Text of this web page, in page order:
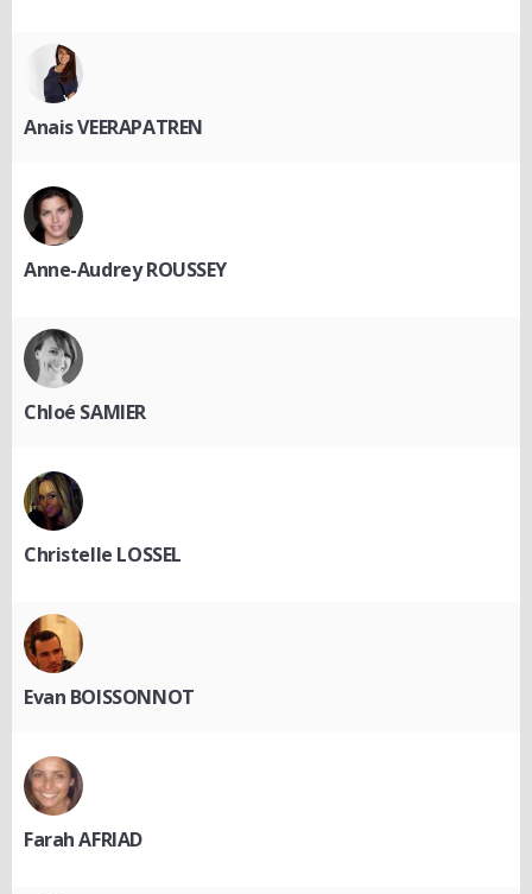
Anais VEERAPATREN
Anne-Audrey ROUSSEY
Chloé SAMIER
Christelle LOSSEL
Evan BOISSONNOT
Farah AFRIAD